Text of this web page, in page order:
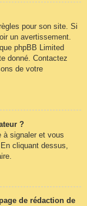
pour son site. Si
un avertissement.
phpBB Limited
donné. Contactez
de votre
?
à signaler et vous
cliquant dessus,
de rédaction de